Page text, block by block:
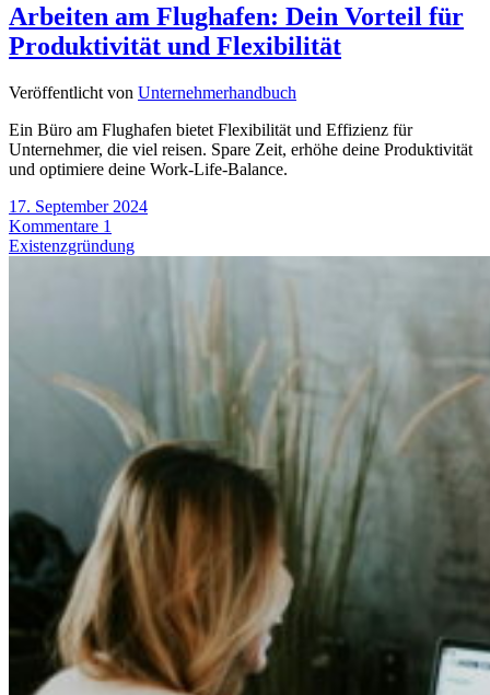
Arbeiten am Flughafen: Dein Vorteil für
Produktivität und Flexibilität
Veröffentlicht von Unternehmerhandbuch
Ein Büro am Flughafen bietet Flexibilität und Effizienz für
Unternehmer, die viel reisen. Spare Zeit, erhöhe deine Produktivität
und optimiere deine Work-Life-Balance.
17. September 2024
Kommentare 1
Existenzgründung